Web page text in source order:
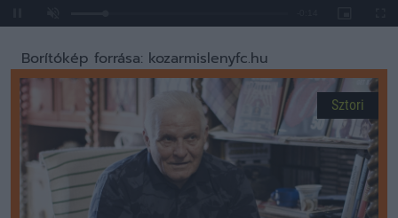
0%
Borítókép forrása: kozarmislenyfc.hu
Sztori